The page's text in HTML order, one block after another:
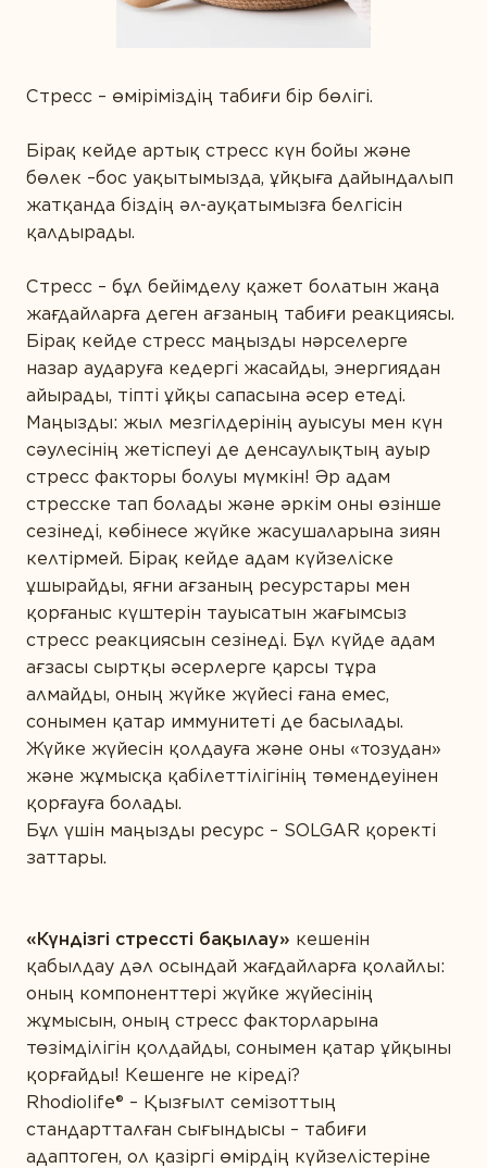
Диета және детокс
Ерлер денсаулығы
Жүрекке күтім жасау
Зейін қою және есте сақтау
Иммунитет
Күнделікті қолдау
Сау микрофлора
Спорт және фитнес
Сұлулық
ӨНІМ ТҮРІ БОЙЫНША
Ақуыздар мен амин қышқылдары
Дәрумендер
Кешендер
Коэнзим
Май қышқылдары
Минералдар
Өсімдіктер
Пробиотиктер
Ферменттер
КОНТАКТІЛЕР
САРАПТАМАЛЫҚ ҚОРЫТЫНДЫ
Стресс – өміріміздің табиғи бір бөлігі.
Бірақ кейде артық стресс күн бойы және
бөлек –бос уақытымызда, ұйқыға дайындалып
жатқанда біздің әл-ауқатымызға белгісін
қалдырады.
Стресс – бұл бейімделу қажет болатын жаңа
жағдайларға деген ағзаның табиғи реакциясы.
Бірақ кейде стресс маңызды нәрселерге
назар аударуға кедергі жасайды, энергиядан
айырады, тіпті ұйқы сапасына әсер етеді.
Маңызды: жыл мезгілдерінің ауысуы мен күн
сәулесінің жетіспеуі де денсаулықтың ауыр
стресс факторы болуы мүмкін! Әр адам
стресске тап болады және әркім оны өзінше
сезінеді, көбінесе жүйке жасушаларына зиян
келтірмей. Бірақ кейде адам күйзеліске
ұшырайды, яғни ағзаның ресурстары мен
қорғаныс күштерін тауысатын жағымсыз
стресс реакциясын сезінеді. Бұл күйде адам
ағзасы сыртқы әсерлерге қарсы тұра
алмайды, оның жүйке жүйесі ғана емес,
сонымен қатар иммунитеті де басылады.
Жүйке жүйесін қолдауға және оны «тозудан»
және жұмысқа қабілеттілігінің төмендеуінен
қорғауға болады.
Бұл үшін маңызды ресурс – SOLGAR қоректі
заттары.
«Күндізгі стрессті бақылау» кешенін
қабылдау дәл осындай жағдайларға қолайлы:
оның компоненттері жүйке жүйесінің
жұмысын, оның стресс факторларына
төзімділігін қолдайды, сонымен қатар ұйқыны
қорғайды! Кешенге не кіреді?
Rhodiolife® – Қызғылт семізоттың
стандартталған сығындысы – табиғи
адаптоген, ол қазіргі өмірдің күйзелістеріне